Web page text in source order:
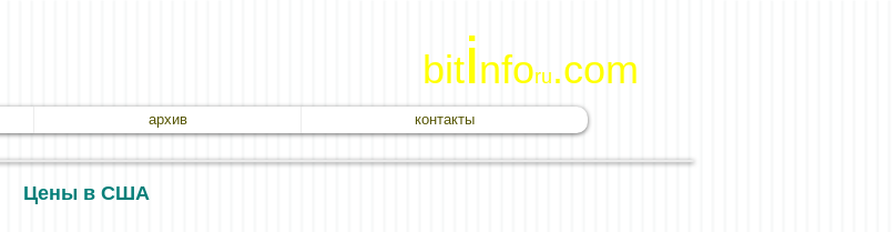
bitinforu .com
архив контакты
Цены в США